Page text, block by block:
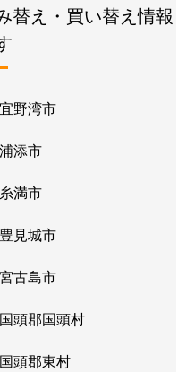
替え・買い替え情報
宜野湾市
浦添市
糸満市
豊見城市
宮古島市
国頭郡国頭村
国頭郡東村